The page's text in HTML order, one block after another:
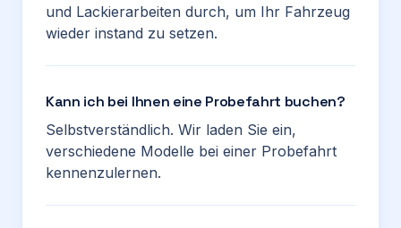
und Lackierarbeiten durch, um Ihr Fahrzeug
wieder instand zu setzen.
Kann ich bei Ihnen eine Probefahrt buchen?
Selbstverständlich. Wir laden Sie ein,
verschiedene Modelle bei einer Probefahrt
kennenzulernen.